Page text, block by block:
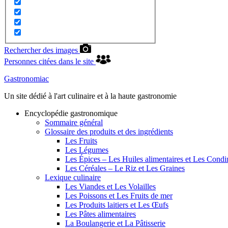
Rechercher des images
Personnes citées dans le site
Gastronomiac
Un site dédié à l'art culinaire et à la haute gastronomie
Encyclopédie gastronomique
Sommaire général
Glossaire des produits et des ingrédients
Les Fruits
Les Légumes
Les Épices – Les Huiles alimentaires et Les
Les Céréales – Le Riz et Les Graines
Lexique culinaire
Les Viandes et Les Volailles
Les Poissons et Les Fruits de mer
Les Produits laitiers et Les Œufs
Les Pâtes alimentaires
La Boulangerie et La Pâtisserie